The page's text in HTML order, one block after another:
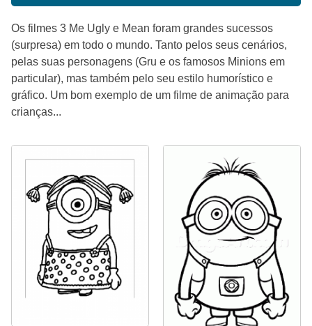
Os filmes 3 Me Ugly e Mean foram grandes sucessos
(surpresa) em todo o mundo. Tanto pelos seus cenários,
pelas suas personagens (Gru e os famosos Minions em
particular), mas também pelo seu estilo humorístico e
gráfico. Um bom exemplo de um filme de animação para
crianças...